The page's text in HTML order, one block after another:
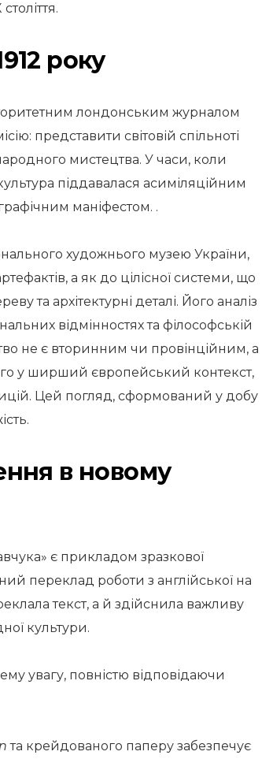
року
лондонським журналом
представити світовій спільноті
мистецтва. У часи, коли
піддавалася асиміляційним
маніфестом. .
художнього музею України,
а як до цілісної системи, що
та архітектурні деталі. Його аналіз
відмінностях та філософській
не є вторинним чи провінційним, а
у ширший європейський контекст,
Цей погляд, сформований у добу
в новому
є прикладом зразкової
переклад роботи з англійської на
текст, а й здійснила важливу
культури.
увагу, повністю відповідаючи
та крейдованого паперу забезпечує